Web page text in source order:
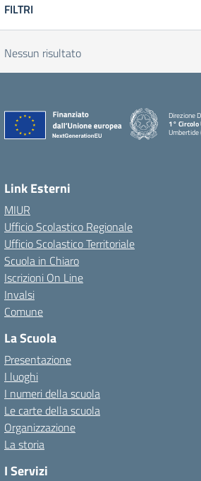
FILTRI
Nessun risultato
Direzione
1°
Umbertide
Link Esterni
MIUR
Ufficio Scolastico Regionale
Ufficio Scolastico Territoriale
Scuola in Chiaro
Iscrizioni On Line
Invalsi
Comune
La Scuola
Presentazione
I luoghi
I numeri della scuola
Le carte della scuola
Organizzazione
La storia
I Servizi